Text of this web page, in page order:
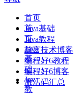
首
页
Java
基
础
Java
教
首页
Java基础
Java教程
前言技术博客
编程好6教程
编程好6博客
激活码汇总